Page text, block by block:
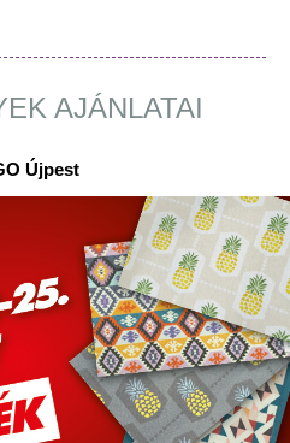
AJÁNLATAI
Újpest